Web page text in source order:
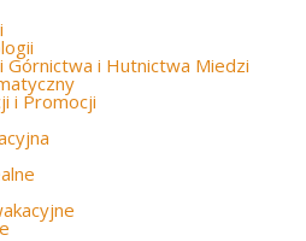
Górnictwa i Hutnictwa Miedzi
i Promocji